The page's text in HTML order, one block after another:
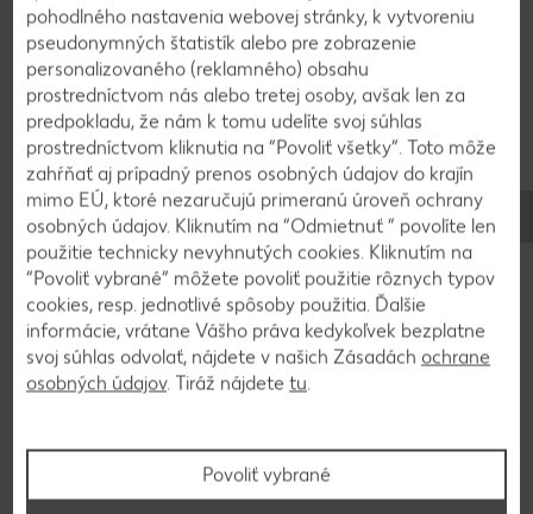
Späť na prehľad
Stovky chutných receptov
pohodlného nastavenia webovej stránky, k vytvoreniu
pseudonymných štatistík alebo pre zobrazenie
personalizovaného (reklamného) obsahu
prostredníctvom nás alebo tretej osoby, avšak len za
predpokladu, že nám k tomu udelíte svoj súhlas
prostredníctvom kliknutia na “Povoliť všetky”. Toto môže
zahŕňať aj prípadný prenos osobných údajov do krajín
mimo EÚ, ktoré nezaručujú primeranú úroveň ochrany
osobných údajov. Kliknutím na “Odmietnuť ” povolíte len
použitie technicky nevyhnutých cookies. Kliknutím na
“Povoliť vybrané” môžete povoliť použitie rôznych typov
cookies, resp. jednotlivé spôsoby použitia. Ďalšie
informácie, vrátane Vášho práva kedykoľvek bezplatne
svoj súhlas odvolať, nájdete v našich Zásadách ochrane
osobných údajov. Tiráž nájdete tu.
Povoliť vybrané